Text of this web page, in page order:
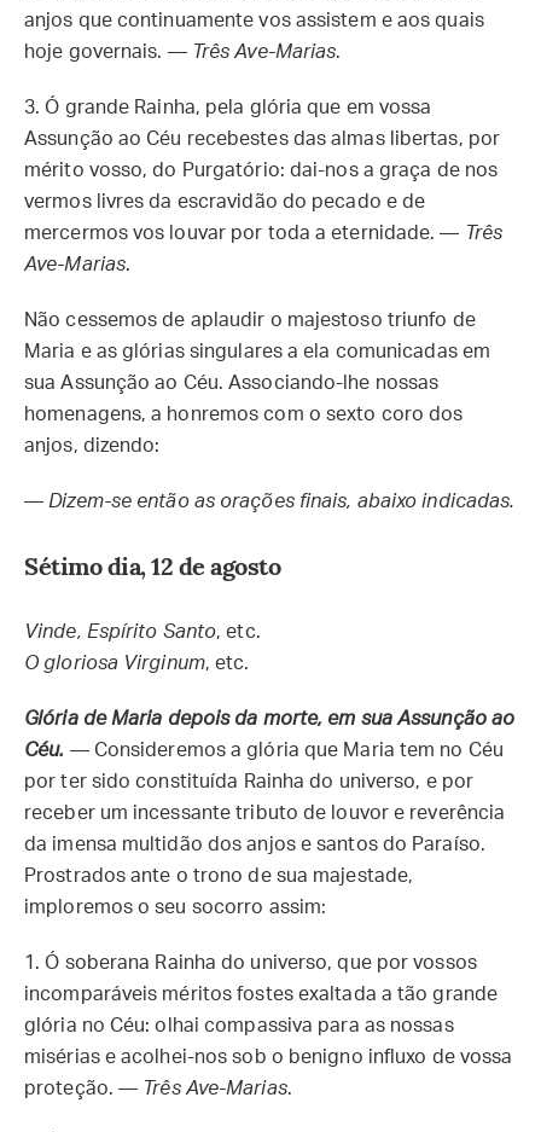
anjos que continuamente vos assistem e aos quais
hoje governais. — Três Ave-Marias.
3. Ó grande Rainha, pela glória que em vossa
Assunção ao Céu recebestes das almas libertas, por
mérito vosso, do Purgatório: dai-nos a graça de nos
vermos livres da escravidão do pecado e de
mercermos vos louvar por toda a eternidade. — Três
Ave-Marias.
Não cessemos de aplaudir o majestoso triunfo de
Maria e as glórias singulares a ela comunicadas em
sua Assunção ao Céu. Associando-lhe nossas
homenagens, a honremos com o sexto coro dos
anjos, dizendo:
— Dizem-se então as orações finais, abaixo indicadas.
Sétimo dia, 12 de agosto
Vinde, Espírito Santo, etc.
O gloriosa Virginum, etc.
Glória de Maria depois da morte, em sua Assunção ao
Céu. — Consideremos a glória que Maria tem no Céu
por ter sido constituída Rainha do universo, e por
receber um incessante tributo de louvor e reverência
da imensa multidão dos anjos e santos do Paraíso.
Prostrados ante o trono de sua majestade,
imploremos o seu socorro assim:
1. Ó soberana Rainha do universo, que por vossos
incomparáveis méritos fostes exaltada a tão grande
glória no Céu: olhai compassiva para as nossas
misérias e acolhei-nos sob o benigno influxo de vossa
proteção. — Três Ave-Marias.